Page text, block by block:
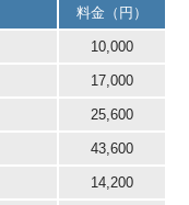
料金（円）
10,000
17,000
25,600
43,600
14,200